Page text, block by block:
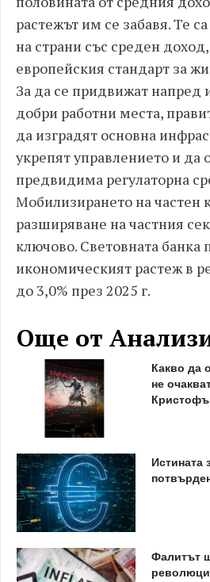
растежът им се забавя. Те
на страни със среден
европейския стандарт за
За да се придвижат напред
добри работни места,
да изградят основна
укрепят управлението и да
предвидима регулаторна
Мобилизирането на частен
разширяване на частния
ключово. Световната банка
икономическият растеж в
до 3,0% през 2025 г.
Още от
Какво да
не
Истината
Фалитът